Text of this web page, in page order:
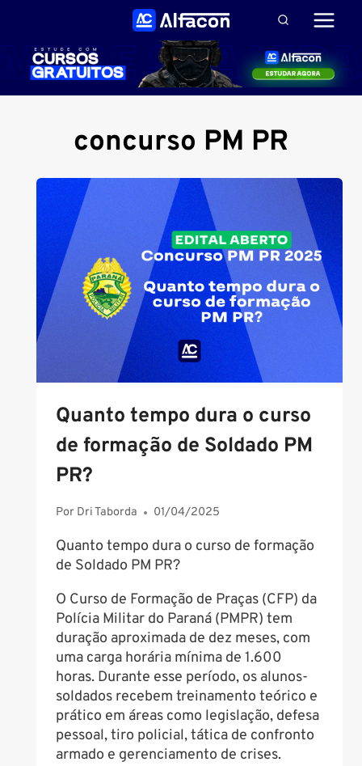
Conteúdo
concurso PM PR
Quanto tempo dura o curso
de formação de Soldado PM
PR?
Por Dri Taborda 01/04/2025
Quanto tempo dura o curso de formação
de Soldado PM PR?
O Curso de Formação de Praças (CFP) da
Polícia Militar do Paraná (PMPR) tem
duração aproximada de dez meses, com
uma carga horária mínima de 1.600
horas. Durante esse período, os alunos-
soldados recebem treinamento teórico e
prático em áreas como legislação, defesa
pessoal, tiro policial, tática de confronto
armado e gerenciamento de crises.